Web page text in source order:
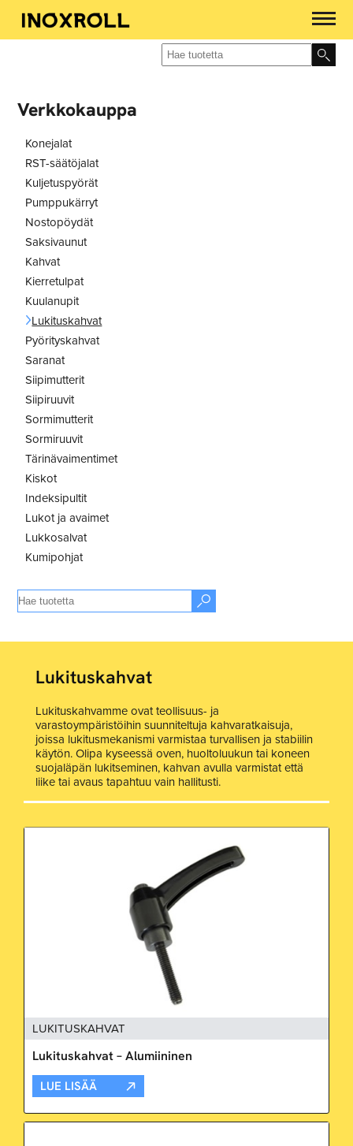
Verkkokauppa
Konejalat
RST-säätöjalat
Kuljetuspyörät
Pumppukärryt
Nostopöydät
Saksivaunut
Kahvat
Kierretulpat
Kuulanupit
Lukituskahvat
Pyörityskahvat
Saranat
Siipimutterit
Siipiruuvit
Sormimutterit
Sormiruuvit
Tärinävaimentimet
Kiskot
Indeksipultit
Lukot ja avaimet
Lukkosalvat
Kumipohjat
Lukituskahvat
Lukituskahvamme ovat teollisuus- ja
varastoympäristöihin suunniteltuja kahvaratkaisuja,
joissa lukitusmekanismi varmistaa turvallisen ja stabiilin
käytön. Olipa kyseessä oven, huoltoluukun tai koneen
suojaläpän lukitseminen, kahvan avulla varmistat että
liike tai avaus tapahtuu vain hallitusti.
LUKITUSKAHVAT
Lukituskahvat – Alumiininen
LUE LISÄÄ